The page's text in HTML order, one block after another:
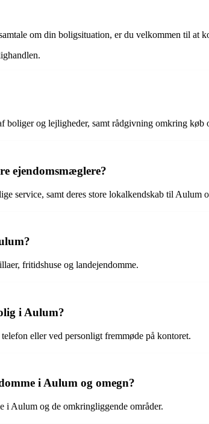
om din boligsituation, er du velkommen til
og lejligheder, samt rådgivning omkring køb
ejendomsmæglere?
service, samt deres store lokalkendskab til Aulum
fritidshuse og landejendomme.
i Aulum?
eller ved personligt fremmøde på kontoret.
i Aulum og omegn?
i Aulum og de omkringliggende områder.